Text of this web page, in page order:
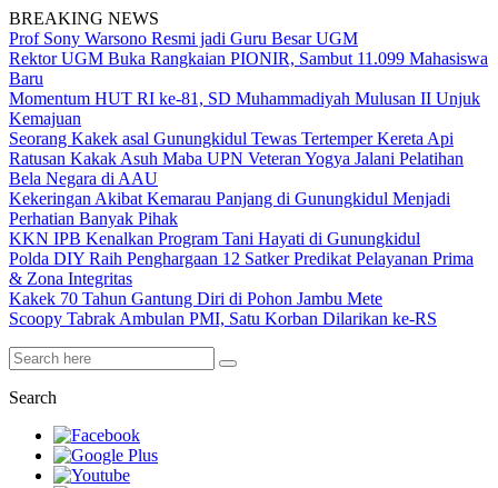
BREAKING NEWS
Prof Sony Warsono Resmi jadi Guru Besar UGM
Rektor UGM Buka Rangkaian PIONIR, Sambut 11.099 Mahasiswa
Baru
Momentum HUT RI ke-81, SD Muhammadiyah Mulusan II Unjuk
Kemajuan
Seorang Kakek asal Gunungkidul Tewas Tertemper Kereta Api
Ratusan Kakak Asuh Maba UPN Veteran Yogya Jalani Pelatihan
Bela Negara di AAU
Kekeringan Akibat Kemarau Panjang di Gunungkidul Menjadi
Perhatian Banyak Pihak
KKN IPB Kenalkan Program Tani Hayati di Gunungkidul
Polda DIY Raih Penghargaan 12 Satker Predikat Pelayanan Prima
& Zona Integritas
Kakek 70 Tahun Gantung Diri di Pohon Jambu Mete
Scoopy Tabrak Ambulan PMI, Satu Korban Dilarikan ke-RS
Search